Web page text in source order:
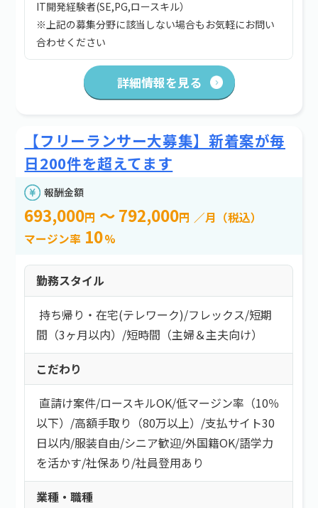
IT開発経験者(SE,PG,ロースキル）
※上記の募集分野に該当しない場合もお気軽にお問い
合わせください
詳細情報を見る
【フリーランサー大募集】新着案が毎
日200件を超えてます
報酬金額
693,000円 ～ 792,000円 ／月（税込）
マージン率 10%
勤務スタイル
持ち帰り・在宅(テレワーク)/フレックス/短期
間（3ヶ月以内） /短時間（主婦＆主夫向け）
こだわり
直請け案件/ロースキルOK/低マージン率（10％
以下） /高額手取り（80万以上） /支払サイト30
日以内/服装自由/シニア歓迎/外国籍OK/語学力
を活かす/社保あり/社員登用あり
業種・職種